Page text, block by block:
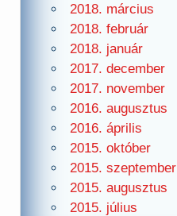
2018. március
2018. február
2018. január
2017. december
2017. november
2016. augusztus
2016. április
2015. október
2015. szeptember
2015. augusztus
2015. július